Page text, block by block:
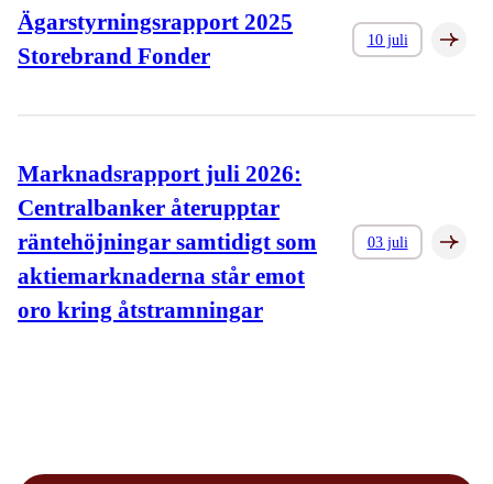
Ägarstyrningsrapport 2025
Storebrand Fonder
10 juli
Marknadsrapport juli 2026:
Centralbanker återupptar
räntehöjningar samtidigt som
aktiemarknaderna står emot
oro kring åtstramningar
03 juli